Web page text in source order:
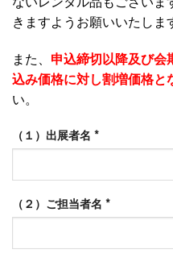
きますようお願いいたしま
また、 申込締切以降及び会
込み価格に対し割増価格と
い。
（１）出展者名 *
（２）ご担当者名 *